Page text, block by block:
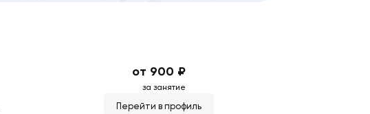
от 900 ₽
за занятие
Перейти в профиль